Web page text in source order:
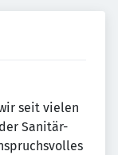
seit vielen
Sanitär-